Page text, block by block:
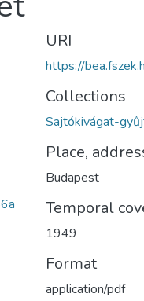
URI
https://
Collections
Sajtókivágat-
Place,
Budapest
Temporal
1949
Format
application/pdf